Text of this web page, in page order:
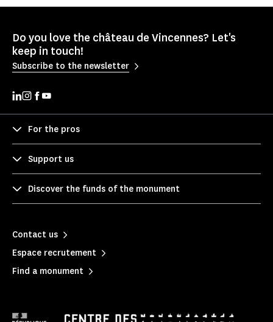
Do you love the château de Vincennes? Let's
keep in touch!
Subscribe to the newsletter
For the pros
Support us
Discover the funds of the monument
Contact us
Espace recrutement
Find a monument